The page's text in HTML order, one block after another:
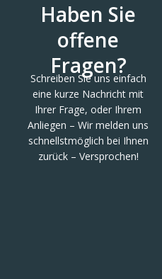
Haben Sie
offene
Fragen?
Schreiben Sie uns einfach
eine kurze Nachricht mit
Ihrer Frage, oder Ihrem
Anliegen – Wir melden uns
schnellstmöglich bei Ihnen
zurück – Versprochen!